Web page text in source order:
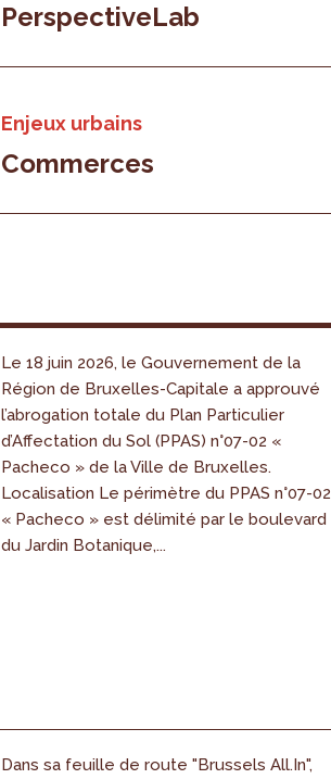
PerspectiveLab
Enjeux urbains
Commerces
Le 18 juin 2026, le Gouvernement de la
Région de Bruxelles-Capitale a approuvé
l’abrogation totale du Plan Particulier
d’Affectation du Sol (PPAS) n°07-02 «
Pacheco » de la Ville de Bruxelles.
Localisation Le périmètre du PPAS n°07-02
« Pacheco » est délimité par le boulevard
du Jardin Botanique,...
Dans sa feuille de route "Brussels All.In",